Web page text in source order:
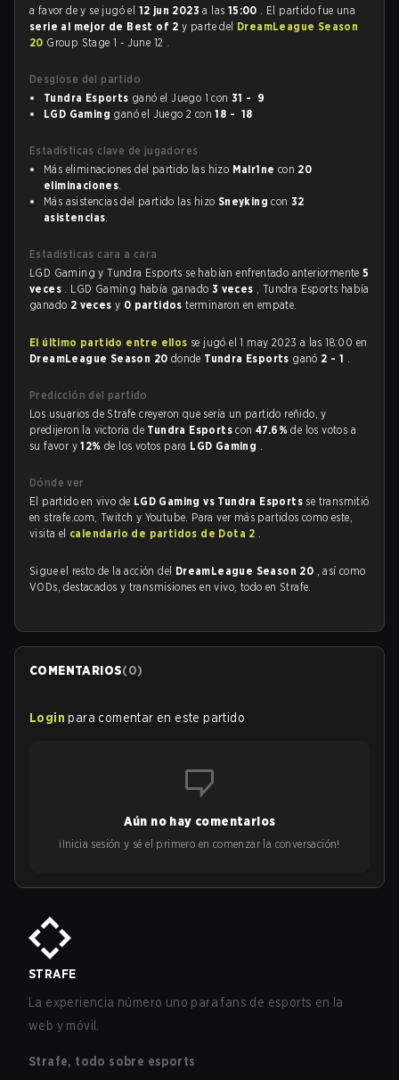
a favor dey se jugó el 12 jun 2023a las 15:00 . El partido fue una
serie al mejor de Best of 2y parte del DreamLeague Season
20 Group Stage 1 - June 12 .
Desglose del partido
Tundra Esports ganó el Juego 1 con31 - 9
LGD Gaming ganó el Juego 2 con18 - 18
Estadísticas clave de jugadores
Más eliminaciones del partido las hizo Malr1ne con 20
eliminaciones.
Más asistencias del partido las hizo Sneyking con32
asistencias.
Estadísticas cara a cara
LGD Gaming y Tundra Esports se habían enfrentado anteriormente5
veces . LGD Gaming había ganado 3 veces , Tundra Esports había
ganado 2 vecesy 0 partidosterminaron en empate.
El último partido entre ellos se jugó el 1 may 2023 a las 18:00 en
DreamLeague Season 20 donde Tundra Esports ganó 2 - 1 .
Predicción del partido
Los usuarios de Strafe creyeron que sería un partido reñido, y
predijeron la victoria de Tundra Esportscon47.6%de los votos a
su favor y12%de los votos para LGD Gaming .
Dónde ver
El partido en vivo de LGD Gaming vs Tundra Esports se transmitió
en strafe.com, Twitch y Youtube. Para ver más partidos como este,
visita el calendario de partidos de Dota 2 .
Sigue el resto de la acción del DreamLeague Season 20 , así como
VODs, destacados y transmisiones en vivo, todo en Strafe.
COMENTARIOS(0)
Login para comentar en este partido
Aún no hay comentarios
¡Inicia sesión y sé el primero en comenzar la conversación!
STRAFE
La experiencia número uno para fans de esports en la
web y móvil.
Strafe, todo sobre esports